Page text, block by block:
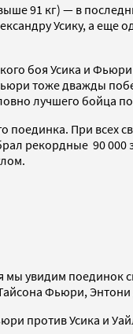
91 кг) — в
Усику, а
боя Усика и
тоже дважды
лучшего бойца
При
рекордные 90
увидим
Фьюри,
против Усика и